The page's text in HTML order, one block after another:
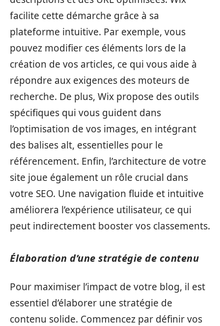
facilite cette démarche grâce à sa
plateforme intuitive. Par exemple, vous
pouvez modifier ces éléments lors de la
création de vos articles, ce qui vous aide à
répondre aux exigences des moteurs de
recherche. De plus, Wix propose des outils
spécifiques qui vous guident dans
l’optimisation de vos images, en intégrant
des balises alt, essentielles pour le
référencement. Enfin, l’architecture de votre
site joue également un rôle crucial dans
votre SEO. Une navigation fluide et intuitive
améliorera l’expérience utilisateur, ce qui
peut indirectement booster vos classements.
Élaboration d’une stratégie de contenu
Pour maximiser l’impact de votre blog, il est
essentiel d’élaborer une stratégie de
contenu solide. Commencez par définir vos